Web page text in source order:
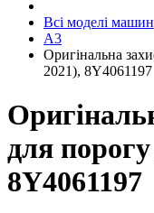
Всі моделі машин
A3
Оригінальна
2021), 8Y4061197
для
8Y4061197